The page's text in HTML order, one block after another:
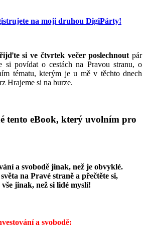
na moji druhou DigiPárty!
si ve čtvrtek večer poslechnout pár
si povídat o cestách na Pravou stranu, o
tématu, kterým je u mě v těchto dnech
Hrajeme si na burze.
tento eBook, který uvolním pro
a svobodě jinak, než je obvyklé.
na Pravé straně a přečtěte si,
jinak, než si lidé myslí!
a svobodě: